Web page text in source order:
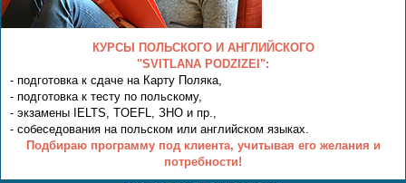
КУРСЫ ПОЛЬСКОГО И АНГЛИЙСКОГО
"SVITLANA PODZIZEI":
- подготовка к сдаче на Карту Поляка,
- подготовка к тесту по польскому,
- экзамены IELTS, TOEFL, ЗНО и пр.,
- собеседования на польском или английском языках.
Подбираю программу под клиента, учитывая его желания и
потребности!